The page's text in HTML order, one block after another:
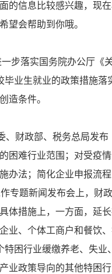
的信息比较感兴趣，现
望会帮助到你哦。
步落实国务院办公厅《
业生就业的政策措施
造条件。
财政部、税务总局发
困难行业范围；对受疫
法；简化企业申报流程
专题新闻发布会上，财
体措施上，一方面，延
业、个体工商户和餐饮
困行业缓缴养老、失
业政策导向的其他特困